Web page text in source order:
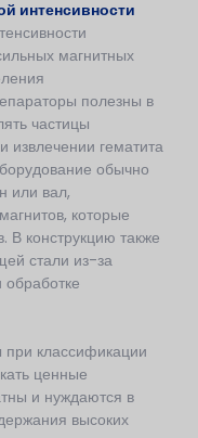
интенсивности
магнитных
полезны в
частицы
извлечении гематита
обычно
или вал,
которые
конструкцию также
стали из-за
обработке
классификации
ценные
и нуждаются в
высоких